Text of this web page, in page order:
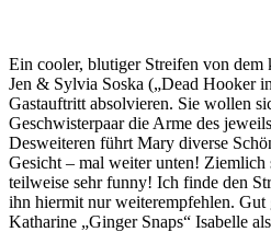
Ein cooler, blutiger Streifen von dem
Jen & Sylvia Soska („Dead Hooker
Gastauftritt absolvieren. Sie wollen
Geschwisterpaar die Arme des
Desweiteren führt Mary diverse
Gesicht – mal weiter unten! Ziemlich
teilweise sehr funny! Ich finde den
ihn hiermit nur weiterempfehlen.
Katharine „Ginger Snaps“ Isabelle